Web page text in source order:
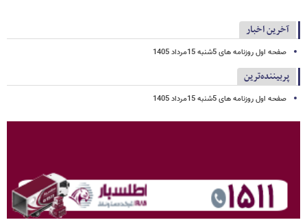
آخرین اخبار
صفحه اول روزنامه های 5شنبه 15مرداد 1405
پربیننده‌ترین
صفحه اول روزنامه های 5شنبه 15مرداد 1405